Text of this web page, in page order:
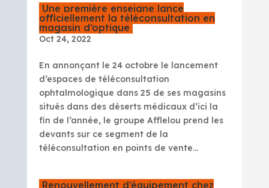
Une première enseigne lance
officiellement la téléconsultation en
magasin d’optique
Oct 24, 2022
En annonçant le 24 octobre le lancement
d’espaces de téléconsultation
ophtalmologique dans 25 de ses magasins
situés dans des déserts médicaux d’ici la
fin de l’année, le groupe Afflelou prend les
devants sur ce segment de la
téléconsultation en points de vente...
Renouvellement d’équipement chez